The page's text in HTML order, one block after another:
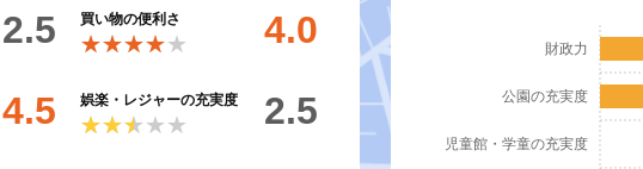
2.5 買い物の便利さ
★★★★★
★★★★★ 4.0
4.5 娯楽・レジャーの充実度
★★★★★
★★★★★ 2.5
児童館・学童の充実度
公園の充実度
財政力